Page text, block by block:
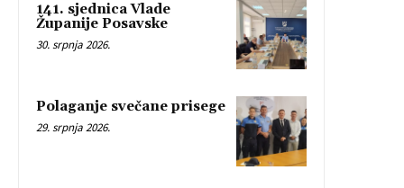
141. sjednica Vlade
Županije Posavske
30. srpnja 2026.
Polaganje svečane prisege
29. srpnja 2026.